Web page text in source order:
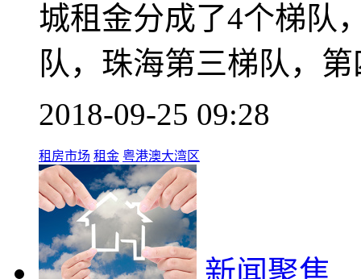
城租金分成了4个梯队
队，珠海第三梯队，
2018-09-25 09:28
租房市场 租金 粤港澳大湾区